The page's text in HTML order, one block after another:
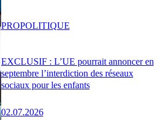
EXCLUSIF : L’UE pourrait annoncer en
septembre l’interdiction des réseaux
sociaux pour les enfants
02.07.2026
PROPOLITIQUE